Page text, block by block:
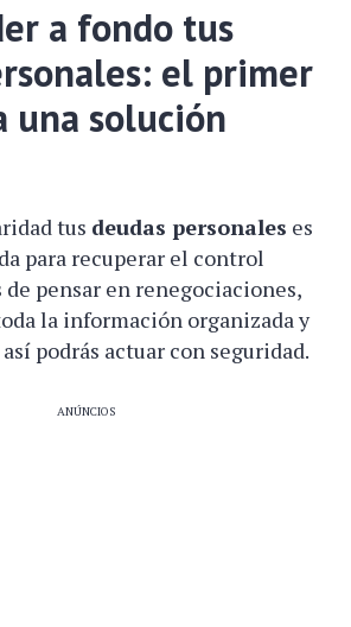
a fondo tus
: el primer
una solución
tus deudas personales es
para recuperar el control
pensar en renegociaciones,
la información organizada y
podrás actuar con seguridad.
ANÚNCIOS